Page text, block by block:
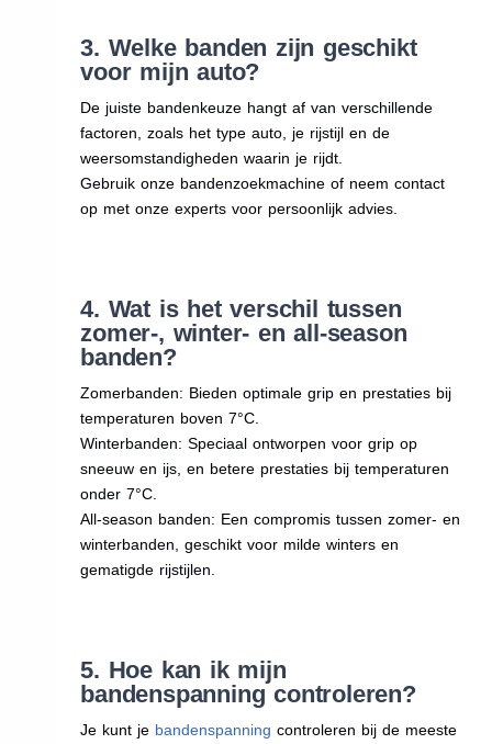
3. Welke banden zijn geschikt
voor mijn auto?
De juiste bandenkeuze hangt af van verschillende
factoren, zoals het type auto, je rijstijl en de
weersomstandigheden waarin je rijdt.
Gebruik onze bandenzoekmachine of neem contact
op met onze experts voor persoonlijk advies.
4. Wat is het verschil tussen
zomer-, winter- en all-season
banden?
Zomerbanden: Bieden optimale grip en prestaties bij
temperaturen boven 7°C.
Winterbanden: Speciaal ontworpen voor grip op
sneeuw en ijs, en betere prestaties bij temperaturen
onder 7°C.
All-season banden: Een compromis tussen zomer- en
winterbanden, geschikt voor milde winters en
gematigde rijstijlen.
5. Hoe kan ik mijn
bandenspanning controleren?
Je kunt je bandenspanning controleren bij de meeste